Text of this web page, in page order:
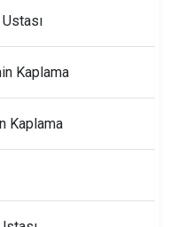
Kaplama
Kaplama